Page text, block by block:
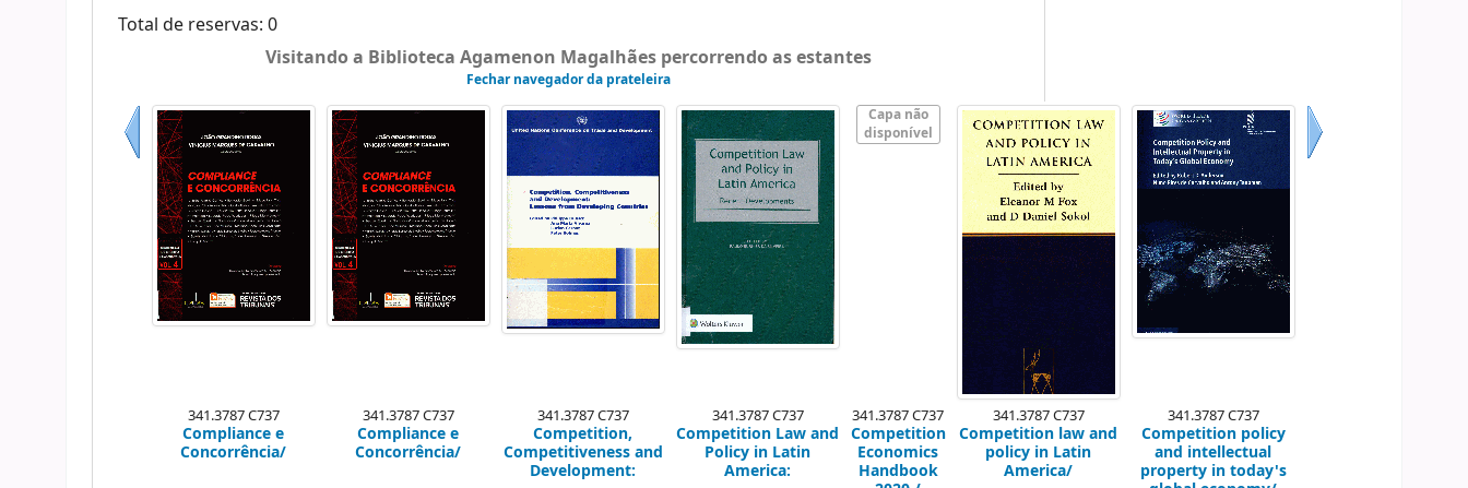
Total de reservas: 0
Visitando a Biblioteca Agamenon Magalhães percorrendo as estantes
Fechar navegador da prateleira
Anterior
Capa não
disponível
341.3787 C737
Compliance e
Concorrência/
341.3787 C737
Compliance e
Concorrência/
341.3787 C737
Competition,
Competitiveness and
Development:
341.3787 C737
Competition Law and
Policy in Latin
America:
341.3787 C737
Competition
Economics
Handbook
341.3787 C737
Competition law and
policy in Latin
America/
341.3787 C737
Competition policy
and intellectual
property in today's